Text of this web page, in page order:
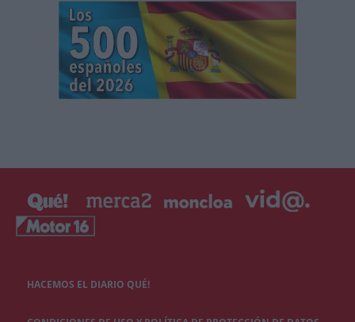
HACEMOS EL DIARIO QUÉ!